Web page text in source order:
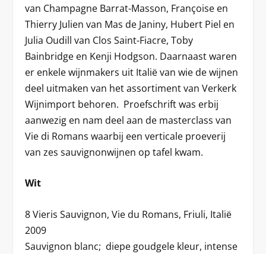
van Champagne Barrat-Masson, Françoise en
Thierry Julien van Mas de Janiny, Hubert Piel en
Julia Oudill van Clos Saint-Fiacre, Toby
Bainbridge en Kenji Hodgson. Daarnaast waren
er enkele wijnmakers uit Italië van wie de wijnen
deel uitmaken van het assortiment van Verkerk
Wijnimport behoren. Proefschrift was erbij
aanwezig en nam deel aan de masterclass van
Vie di Romans waarbij een verticale proeverij
van zes sauvignonwijnen op tafel kwam.
Wit
8 Vieris Sauvignon, Vie du Romans, Friuli, Italië
2009
Sauvignon blanc; diepe goudgele kleur, intense